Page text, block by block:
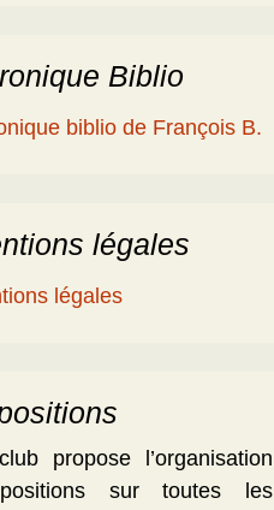
Biblio
biblio de François B.
légales
légales
propose l’organisation
sur toutes les